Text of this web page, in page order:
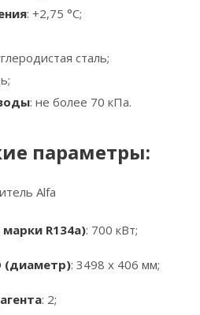
: +2,75 °C;
сталь;
: не более 70 кПа.
параметры:
R134a): 700 кВт;
(диаметр): 3498 x 406 мм;
: 2;